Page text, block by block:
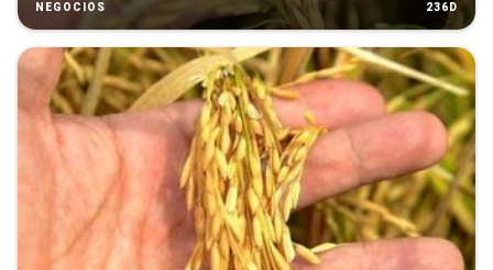
NEGOCIOS 236D